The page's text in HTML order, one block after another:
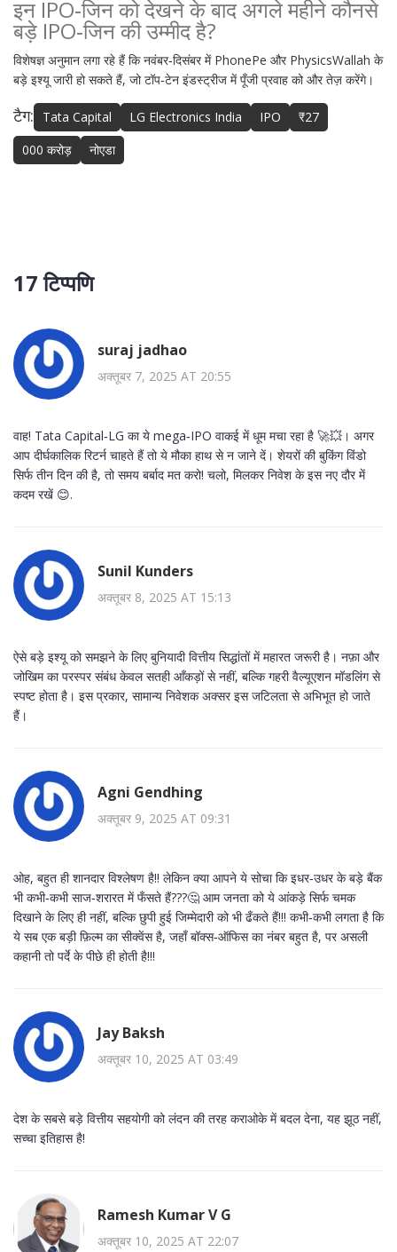
इन IPO‑जिन को देखने के बाद अगले महीने कौनसे
बड़े IPO‑जिन की उम्मीद है?
विशेषज्ञ अनुमान लगा रहे हैं कि नवंबर‑दिसंबर में PhonePe और PhysicsWallah के
बड़े इश्यू जारी हो सकते हैं, जो टॉप‑टेन इंडस्ट्रीज में पूँजी प्रवाह को और तेज़ करेंगे।
टैग: Tata Capital LG Electronics India IPO
₹27
000 करोड़
नोएडा
17 टिप्पणि
suraj jadhao
अक्तूबर 7, 2025 AT 20:55
वाह! Tata Capital‑LG का ये mega‑IPO वाकई में धूम मचा रहा है 🚀💥। अगर
आप दीर्घकालिक रिटर्न चाहते हैं तो ये मौका हाथ से न जाने दें। शेयरों की बुकिंग विंडो
सिर्फ तीन दिन की है, तो समय बर्बाद मत करो! चलो, मिलकर निवेश के इस नए दौर में
कदम रखें 😊.
Sunil Kunders
अक्तूबर 8, 2025 AT 15:13
ऐसे बड़े इश्यू को समझने के लिए बुनियादी वित्तीय सिद्धांतों में महारत जरूरी है। नफ़ा और
जोखिम का परस्पर संबंध केवल सतही आँकड़ों से नहीं, बल्कि गहरी वैल्यूएशन मॉडलिंग से
स्पष्ट होता है। इस प्रकार, सामान्य निवेशक अक्सर इस जटिलता से अभिभूत हो जाते
हैं।
Agni Gendhing
अक्तूबर 9, 2025 AT 09:31
ओह, बहुत ही शानदार विश्लेषण है!! लेकिन क्या आपने ये सोचा कि इधर‑उधर के बड़े बैंक
भी कभी‑कभी साज‑शरारत में फँसते हैं???🤔 आम जनता को ये आंकड़े सिर्फ चमक
दिखाने के लिए ही नहीं, बल्कि छुपी हुई जिम्मेदारी को भी ढँकते हैं!!! कभी‑कभी लगता है कि
ये सब एक बड़ी फ़िल्म का सीक्वेंस है, जहाँ बॉक्स‑ऑफिस का नंबर बहुत है, पर असली
कहानी तो पर्दे के पीछे ही होती है!!!
Jay Baksh
अक्तूबर 10, 2025 AT 03:49
देश के सबसे बड़े वित्तीय सहयोगी को लंदन की तरह कराओके में बदल देना, यह झूठ नहीं,
सच्चा इतिहास है!
Ramesh Kumar V G
अक्तूबर 10, 2025 AT 22:07